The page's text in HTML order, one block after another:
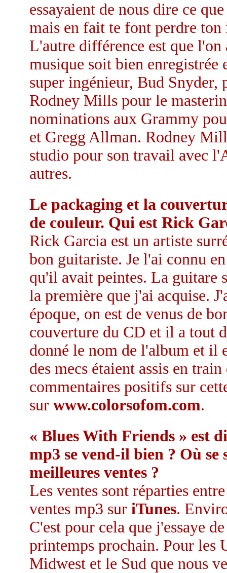
essayaient de nous dire ce
mais en fait te font perdre
L'autre différence est que
musique soit bien enregistrée
super ingénieur, Bud Snyder,
Rodney Mills pour le
nominations aux Grammy
et Gregg Allman. Rodney
studio pour son travail avec
autres.
Le packaging et la
de couleur. Qui est Rick
Rick Garcia est un artiste
bon guitariste. Je l'ai connu
qu'il avait peintes. La guitare
la première que j'ai acquise.
époque, on est de venus de
couverture du CD et il a tout
donné le nom de l'album et il
des mecs étaient assis en
commentaires positifs sur
sur www.colorsofom.com.
« Blues With Friends » est
mp3 se vend-il bien ? Où
meilleures ventes ?
Les ventes sont réparties
ventes mp3 sur iTunes.
C'est pour cela que j'essaye
printemps prochain. Pour les
Midwest et le Sud que nous